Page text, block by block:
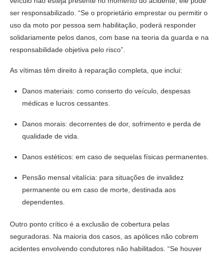
ser responsabilizado. “Se o proprietário emprestar ou permitir o
uso da moto por pessoa sem habilitação, poderá responder
solidariamente pelos danos, com base na teoria da guarda e na
responsabilidade objetiva pelo risco”.
As vítimas têm direito à reparação completa, que inclui:
Danos materiais: como conserto do veículo, despesas
médicas e lucros cessantes.
Danos morais: decorrentes de dor, sofrimento e perda de
qualidade de vida.
Danos estéticos: em caso de sequelas físicas permanentes.
Pensão mensal vitalícia: para situações de invalidez
permanente ou em caso de morte, destinada aos
dependentes.
Outro ponto crítico é a exclusão de cobertura pelas
seguradoras. Na maioria dos casos, as apólices não cobrem
acidentes envolvendo condutores não habilitados. “Se houver